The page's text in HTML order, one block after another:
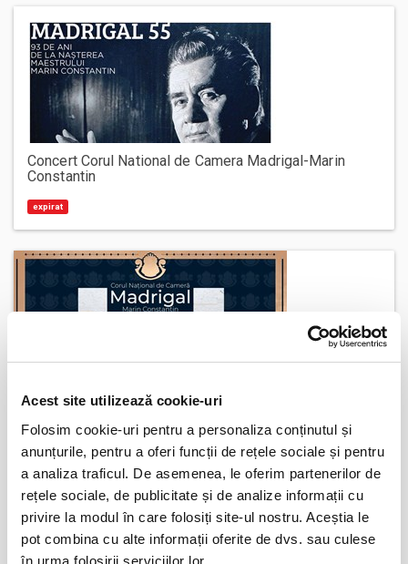
Acest site utilizează cookie-uri
Folosim cookie-uri pentru a personaliza conținutul și
anunțurile, pentru a oferi funcții de rețele sociale și pentru
a analiza traficul. De asemenea, le oferim partenerilor de
rețele sociale, de publicitate și de analize informații cu
privire la modul în care folosiți site-ul nostru. Aceștia le
pot combina cu alte informații oferite de dvs. sau culese
în urma folosirii serviciilor lor.
Concert Corul National de Camera Madrigal-Marin
Constantin
expirat
Concert extraordinar de Pasti Corul National de
Camera Madrigal - Marin Constantin
expirat